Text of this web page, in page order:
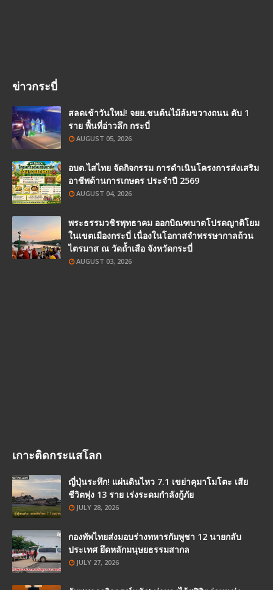
ข่าวกระบี่
สลดเช้าวันใหม่! จยย.ชนต้นไม้ล้มขวางถนน ดับ 1
ราย พื้นที่อ่าวลึก กระบี่
AUGUST 05, 2026
อบต.ไสไทย จัดกิจกรรม การดำเนินโครงการส่งเสริม
อาชีพด้านการเกษตร ประจำปี 2569
AUGUST 04, 2026
พระธรรมวชิรพุทธาคม ออกบิณฑบาตโปรดญาติโยม
ในเขตเมืองกระบี่ เนื่องในโอกาสจำพรรษากาลถ้วน
ไตรมาส ณ วัดถ้ำเสือ จังหวัดกระบี่
AUGUST 03, 2026
เกาะติดกระแสโลก
ญี่ปุ่นระทึก! แผ่นดินไหว 7.1 เขย่าคุมาโมโตะ เสีย
ชีวิตพุ่ง 13 ราย เร่งระดมกำลังกู้ภัย
JULY 28, 2026
กองทัพไทยส่งมอบร่างทหารกัมพูชา 12 นายกลับ
ประเทศ ยึดหลักมนุษยธรรมสากล
JULY 27, 2026